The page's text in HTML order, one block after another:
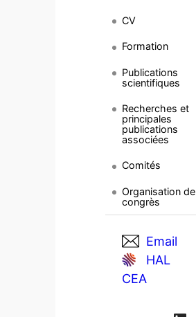
CV
Formation
Publications
scientifiques
Recherches et
principales
publications
associées
Comités
Organisation de
congrès
Email
HAL
CEA